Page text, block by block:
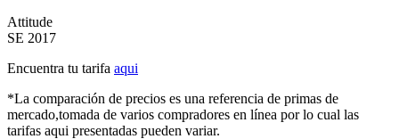
Attitude
SE 2017
Encuentra tu tarifa aqui
*La comparación de precios es una referencia de primas de
mercado,tomada de varios compradores en línea por lo cual las
tarifas aqui presentadas pueden variar.